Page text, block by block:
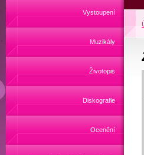
Vystoupení
Muzikály
Životopis
Diskografie
Ocenění